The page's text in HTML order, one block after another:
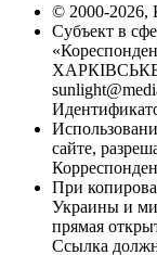
© 2000-2026,
Субъект в
ХАРКІВСЬКЕ
сайте,
При
Украины и
прямая
Ссылка